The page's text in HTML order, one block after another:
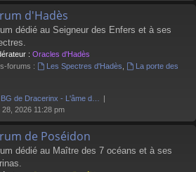
d'Hadès
dédié au Seigneur des Enfers et à ses
: Oracles d'Hadès
forums :
Les Spectres d'Hadès
La porte des
de Dracerinx - L'âme d…
28, 2026 11:28 pm
de Poséidon
dédié au Maître des 7 océans et à ses